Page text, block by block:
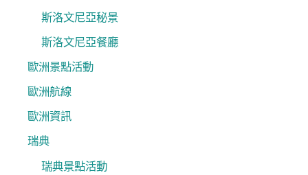
斯洛文尼亞秘景
斯洛文尼亞餐廳
歐洲景點活動
歐洲航線
歐洲資訊
瑞典
瑞典景點活動